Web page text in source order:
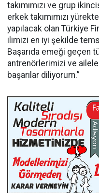
takımımızı ve grup
erkek takımımızı
yapılacak olan Türkiye
ilimizi en iyi şekilde
Başarıda emeği geçen
antrenörlerimizi ve
başarılar diliyorum.”